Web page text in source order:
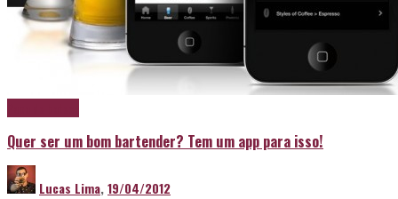
Quer ser um bom bartender? Tem um app para isso!
Lucas Lima,19/04/2012